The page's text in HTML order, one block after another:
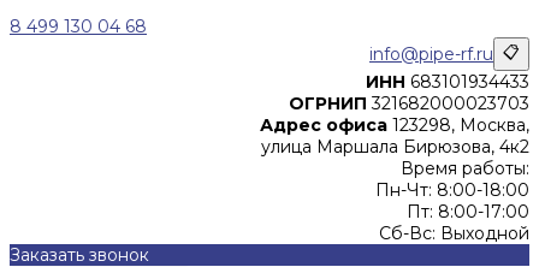
8 499 130 04 68
info@pipe-rf.ru 📋
ИНН 683101934433
ОГРНИП 321682000023703
Адрес офиса 123298, Москва,
улица Маршала Бирюзова, 4к2
Время работы:
Пн-Чт: 8:00-18:00
Пт: 8:00-17:00
Сб-Вс: Выходной
Заказать звонок